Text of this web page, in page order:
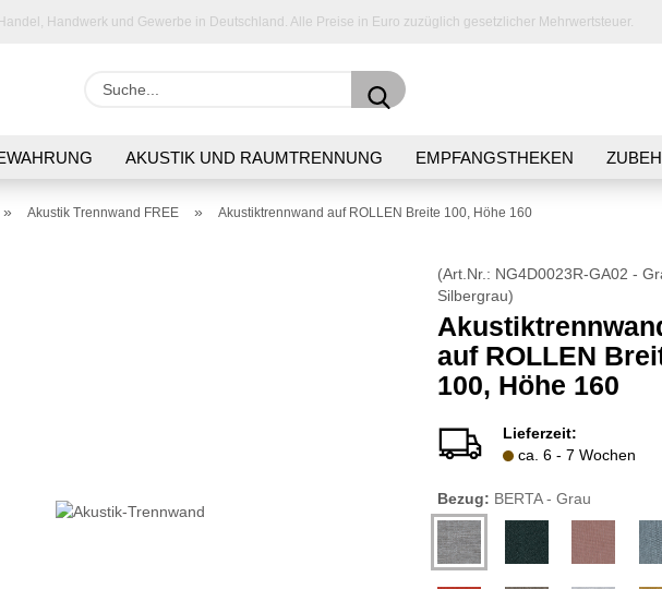
Handwerk und Gewerbe in Deutschland. Alle Preise in Euro zuzüglich gesetzlicher Mehrwertsteuer.
Konto erstellen
Passwort vergessen?
Suche...
AKUSTIK UND RAUMTRENNUNG EMPFANGSTHEKEN
» Akustik Trennwand FREE » Akustiktrennwand auf ROLLEN Breite 100, Höhe 160
(Art.Nr.: NG4D0023R-GA02 -
Silbergrau)
auf ROLLEN
100, Höhe 160
Lieferzeit:
ca. 6 - 7 Wochen
Bezug: BERTA - Grau